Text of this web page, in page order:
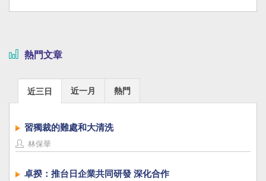
熱門文章
近三日 近一月 熱門
習獨裁的難處和大清洗
林保華
卓揆：推台日企業共同研發 深化合作